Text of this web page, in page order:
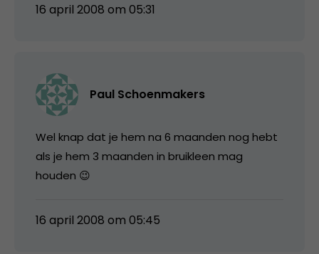
16 april 2008 om 05:31
Paul Schoenmakers
Wel knap dat je hem na 6 maanden nog hebt
als je hem 3 maanden in bruikleen mag
houden 😉
16 april 2008 om 05:45